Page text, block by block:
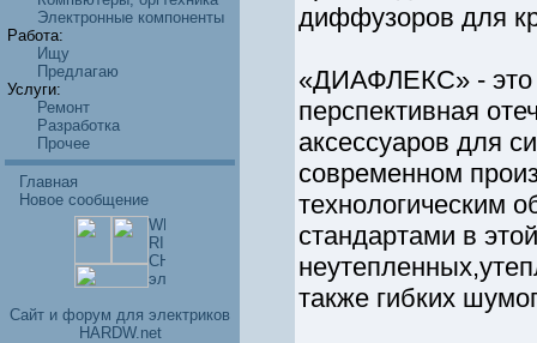
Электронные компоненты
Работа:
Ищу
Предлагаю
Услуги:
Ремонт
Разработка
Прочее
Главная
Новое сообщение
Cайт и форум для электриков
HARDW.net
диффузоров для
«ДИАФЛЕКС» - это
перспективная
аксессуаров для
современном
технологическим
стандартами в
также гибких